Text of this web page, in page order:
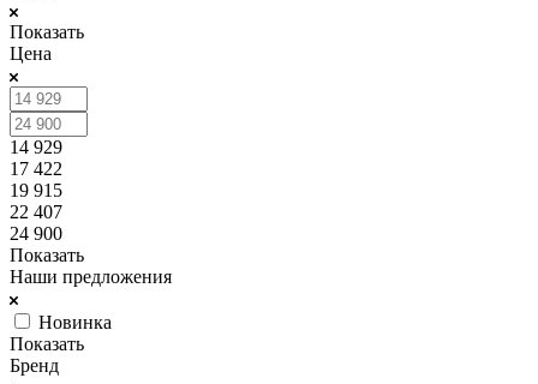
Показать
Цена
14 929
17 422
19 915
22 407
24 900
Показать
Наши предложения
Новинка
Показать
Бренд